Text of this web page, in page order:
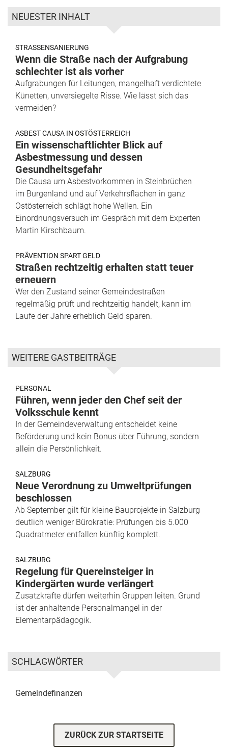
NEUESTER INHALT
STRASSENSANIERUNG
Wenn die Straße nach der Aufgrabung
schlechter ist als vorher
Aufgrabungen für Leitungen, mangelhaft verdichtete
Künetten, unversiegelte Risse. Wie lässt sich das
vermeiden?
ASBEST CAUSA IN OSTÖSTERREICH
Ein wissenschaftlichter Blick auf
Asbestmessung und dessen
Gesundheitsgefahr
Die Causa um Asbestvorkommen in Steinbrüchen
im Burgenland und auf Verkehrsflächen in ganz
Ostösterreich schlägt hohe Wellen. Ein
Einordnungsversuch im Gespräch mit dem Experten
Martin Kirschbaum.
PRÄVENTION SPART GELD
Straßen rechtzeitig erhalten statt teuer
erneuern
Wer den Zustand seiner Gemeindestraßen
regelmäßig prüft und rechtzeitig handelt, kann im
Laufe der Jahre erheblich Geld sparen.
WEITERE GASTBEITRÄGE
PERSONAL
Führen, wenn jeder den Chef seit der
Volksschule kennt
In der Gemeindeverwaltung entscheidet keine
Beförderung und kein Bonus über Führung, sondern
allein die Persönlichkeit.
SALZBURG
Neue Verordnung zu Umweltprüfungen
beschlossen
Ab September gilt für kleine Bauprojekte in Salzburg
deutlich weniger Bürokratie: Prüfungen bis 5.000
Quadratmeter entfallen künftig komplett.
SALZBURG
Regelung für Quereinsteiger in
Kindergärten wurde verlängert
Zusatzkräfte dürfen weiterhin Gruppen leiten. Grund
ist der anhaltende Personalmangel in der
Elementarpädagogik.
SCHLAGWÖRTER
Gemeindefinanzen
ZURÜCK ZUR STARTSEITE